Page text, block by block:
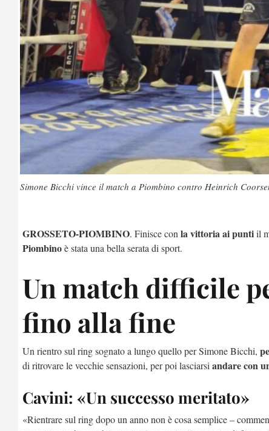
Simone Bicchi vince il match a Piombino contro Heinrich
GROSSETO-PIOMBINO. Finisce con la vittoria ai puntiil
Piombinoè stata una bella serata di sport.
Un match difficile
fino alla fine
Un rientro sul ring sognato a lungo quello per Simone Bicchi,
di ritrovare le vecchie sensazioni, per poi lasciarsi andare con
Cavini: «Un successo meritato»
«Rientrare sul ring dopo un anno non è cosa semplice –